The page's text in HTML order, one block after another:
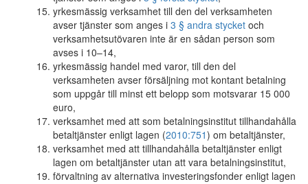
yrkesmässig verksamhet till den del verksamheten
avser tjänster som anges i 3 § andra stycket och
verksamhetsutövaren inte är en sådan person som
avses i 10–14,
yrkesmässig handel med varor, till den del
verksamheten avser försäljning mot kontant betalning
som uppgår till minst ett belopp som motsvarar 15 000
euro,
verksamhet med att som betalningsinstitut tillhandahålla
betaltjänster enligt lagen (2010:751) om betaltjänster,
verksamhet med att tillhandahålla betaltjänster enligt
lagen om betaltjänster utan att vara betalningsinstitut,
förvaltning av alternativa investeringsfonder enligt lagen